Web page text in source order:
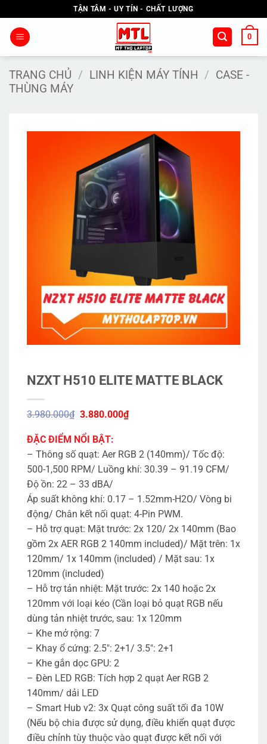
qua
nội
TẬN TÂM - UY TÍN - CHẤT LƯỢNG
0
TRANG CHỦ / LINH KIỆN MÁY TÍNH / CASE -
THÙNG MÁY
NZXT H510 ELITE MATTE BLACK
3.980.000₫ Giá
là:
3.980.000₫.
3.880.000₫Giá
hiện
3.880.000₫.
ĐẶC ĐIỂM NỔI BẬT:
– Thông số quạt: Aer RGB 2 (140mm)/ Tốc độ:
500-1,500 RPM/ Luồng khí: 30.39 – 91.19 CFM/
Độ ồn: 22 – 33 dBA/
Áp suất không khí: 0.17 – 1.52mm-H2O/ Vòng bi
động/ Chân kết nối quạt: 4-Pin PWM.
– Hỗ trợ quạt: Mặt trước: 2x 120/ 2x 140mm (Bao
gồm 2x AER RGB 2 140mm included)/ Mặt trên: 1x
120mm/ 1x 140mm (included) / Mặt sau: 1x
120mm (included)
– Hỗ trợ tản nhiệt: Mặt trước: 2x 140 hoặc 2x
120mm với loại kéo (Cần loại bỏ quạt RGB nếu
dùng tản nhiệt trước, sau: 1x 120mm
– Khe mở rộng: 7
– Khay ổ cứng: 2.5″: 2+1/ 3.5″: 2+1
– Khe gắn dọc GPU: 2
– Đèn LED RGB: Tích hợp 2 quạt Aer RGB 2
140mm/ dải LED
– Smart Hub v2: 3x Quạt công suất tối đa 10W
(Nếu bộ chia được sử dụng, điều khiển quạt được
điều chỉnh tùy thuộc vào quạt được kết nối với